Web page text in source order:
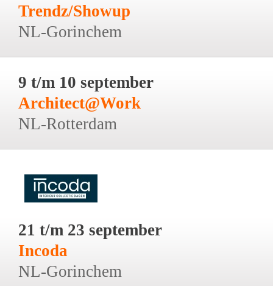
Trendz/Showup
NL-Gorinchem
9 t/m 10 september
Architect@Work
NL-Rotterdam
21 t/m 23 september
Incoda
NL-Gorinchem